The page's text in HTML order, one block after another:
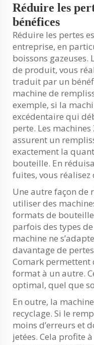
Réduire les
bénéfices
Réduire les pertes
entreprise, en
boissons gazeuses.
de produit, vous
traduit par un
machine de
exemple, si la
excédentaire qui
perte. Les
assurent un
exactement la
bouteille. En
fuites, vous réalisez
Une autre façon de
utiliser des
formats de
parfois des types
machine ne
davantage de
Comark permettent
format à un autre.
optimal, quel que
En outre, la
recyclage. Si le
moins d’erreurs et
jetées. Cela profite